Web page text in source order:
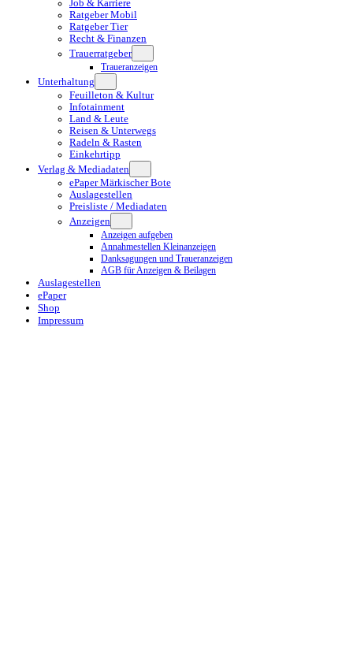
Job & Karriere
Ratgeber Mobil
Ratgeber Tier
Recht & Finanzen
Trauerratgeber
Traueranzeigen
Unterhaltung
Feuilleton & Kultur
Infotainment
Land & Leute
Reisen & Unterwegs
Radeln & Rasten
Einkehrtipp
Verlag & Mediadaten
ePaper Märkischer Bote
Auslagestellen
Preisliste / Mediadaten
Anzeigen
Anzeigen aufgeben
Annahmestellen Kleinanzeigen
Danksagungen und Traueranzeigen
AGB für Anzeigen & Beilagen
Auslagestellen
ePaper
Shop
Impressum